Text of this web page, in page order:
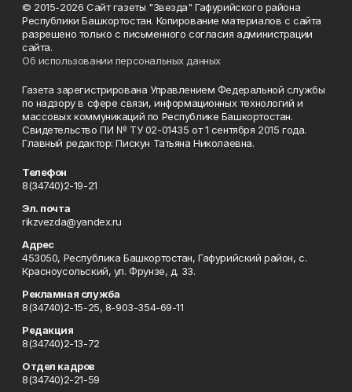
© 2015-2026 Сайт газеты "Звезда" Гафурийского района
Республики Башкортостан. Копирование материалов с сайта
разрешено только с письменного согласия администрации
сайта.
Об использовании персональных данных
Газета зарегистрирована Управлением Федеральной службы
по надзору в сфере связи, информационных технологий и
массовых коммуникаций по Республике Башкортостан.
Свидетельство ПИ № ТУ 02-01435 от 1 сентября 2015 года.
Главный редактор: Пискун Татьяна Николаевна.
Телефон
8(34740)2-19-21
Эл. почта
rikzvezda@yandex.ru
Адрес
453050, Республика Башкортостан, Гафурийский район, с.
Красноусольский, ул. Фрунзе, д. 33.
Рекламная служба
8(34740)2-15-25, 8-903-354-69-11
Редакция
8(34740)2-13-72
Отдел кадров
8(34740)2-21-59